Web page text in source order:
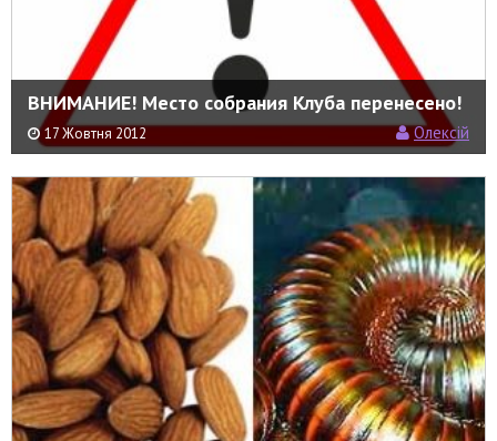
ВНИМАНИЕ! Место собрания Клуба перенесено!
17 Жовтня 2012 Олексій